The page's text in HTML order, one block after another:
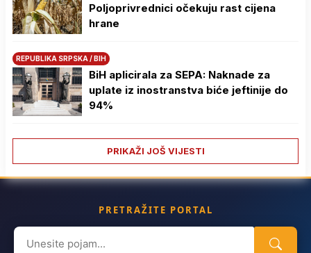
Poljoprivrednici očekuju rast cijena
hrane
REPUBLIKA SRPSKA / BIH
BiH aplicirala za SEPA: Naknade za
uplate iz inostranstva biće jeftinije do
94%
PRIKAŽI JOŠ VIJESTI
PRETRAŽITE PORTAL
Search